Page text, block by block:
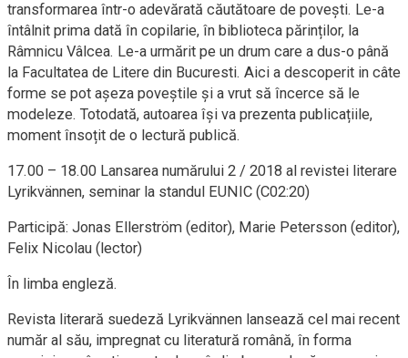
transformarea într-o adevărată căutătoare de povești. Le-a
întâlnit prima dată în copilarie, în biblioteca părinților, la
Râmnicu Vâlcea. Le-a urmărit pe un drum care a dus-o până
la Facultatea de Litere din Bucuresti. Aici a descoperit in câte
forme se pot așeza poveștile și a vrut să încerce să le
modeleze. Totodată, autoarea își va prezenta publicațiile,
moment însoțit de o lectură publică.
17.00 – 18.00 Lansarea numărului 2 / 2018 al revistei literare
Lyrikvännen, seminar la standul EUNIC (C02:20)
Participă: Jonas Ellerström (editor), Marie Petersson (editor),
Felix Nicolau (lector)
În limba engleză.
Revista literară suedeză Lyrikvännen lansează cel mai recent
număr al său, impregnat cu literatură română, în forma